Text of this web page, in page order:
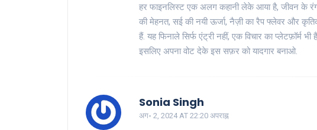
हर फाइनलिस्ट एक अलग कहानी लेके आया है, जीवन के रंगों
की मेहनत, सई की नयी ऊर्जा, नैज़ी का रैप फ्लेवर और
हैं. यह फिनाले सिर्फ एंट्री नहीं, एक विचार का प्लेटफ़ॉर्म
इसलिए अपना वोट देके इस सफ़र को यादगार बनाओ.
Sonia Singh
अग॰ 2, 2024 AT 22:20 अपराह्न